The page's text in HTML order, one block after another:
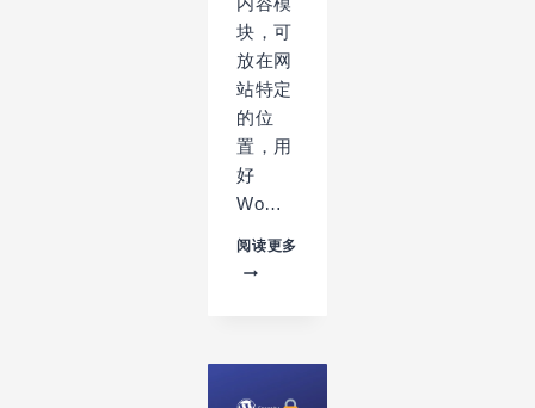
块，可
放在网
站特定
的位
置，用
好
Wo…
阅读更多
小